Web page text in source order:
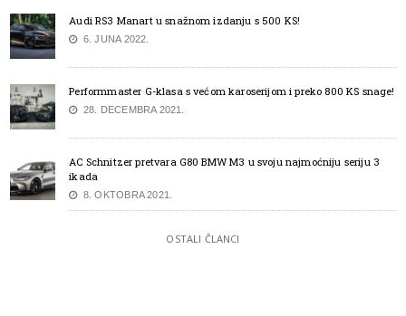
Audi RS3 Manart u snažnom izdanju s 500 KS!
6. JUNA 2022.
Performmaster G-klasa s većom karoserijom i preko 800 KS snage!
28. DECEMBRA 2021.
AC Schnitzer pretvara G80 BMW M3 u svoju najmoćniju seriju 3
ikada
8. OKTOBRA 2021.
OSTALI ČLANCI